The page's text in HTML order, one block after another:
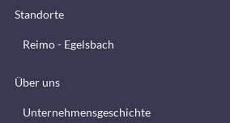
Standorte
Reimo - Egelsbach
Über uns
Unternehmensgeschichte